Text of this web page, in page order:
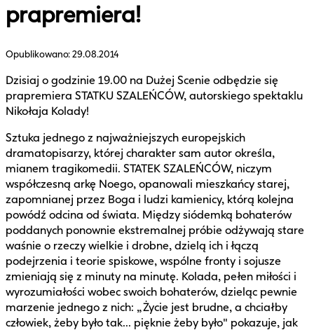
prapremiera!
Opublikowano:29.08.2014
Dzisiaj o godzinie 19.00 na Dużej Scenie odbędzie się
prapremiera STATKU SZALEŃCÓW, autorskiego spektaklu
Nikołaja Kolady!
Sztuka jednego z najważniejszych europejskich
dramatopisarzy, której charakter sam autor określa,
mianem tragikomedii. STATEK SZALEŃCÓW, niczym
współczesną arkę Noego, opanowali mieszkańcy starej,
zapomnianej przez Boga i ludzi kamienicy, którą kolejna
powódź odcina od świata. Między siódemką bohaterów
poddanych ponownie ekstremalnej próbie odżywają stare
waśnie o rzeczy wielkie i drobne, dzielą ich i łączą
podejrzenia i teorie spiskowe, wspólne fronty i sojusze
zmieniają się z minuty na minutę. Kolada, pełen miłości i
wyrozumiałości wobec swoich bohaterów, dzieląc pewnie
marzenie jednego z nich: „Życie jest brudne, a chciałby
człowiek, żeby było tak... pięknie żeby było" pokazuje, jak